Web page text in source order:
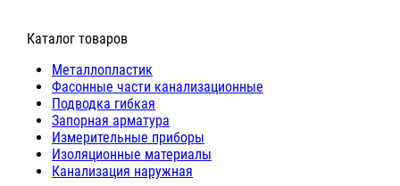
⠀Каталог товаров
Металлопластик
Фасонные части канализационные
Подводка гибкая
Запорная арматура
Измерительные приборы
Изоляционные материалы
Канализация наружная